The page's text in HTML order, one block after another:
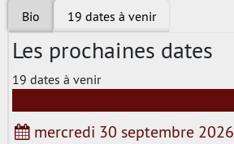
Bio 19 dates à venir
Les prochaines dates
19 dates à venir
mercredi 30 septembre 2026